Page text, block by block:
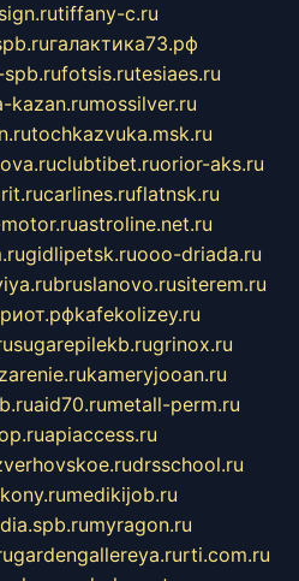
tiffany-c.ru
галактика73.рф
fotsis.rutesiaes.ru
kazan.rumossilver.ru
tochkazvuka.msk.ru
clubtibet.ruorior-aks.ru
carlines.ruflatnsk.ru
astroline.net.ru
gidlipetsk.ruooo-driada.ru
bruslanovo.rusiterem.ru
kafekolizey.ru
sugarepilekb.rugrinox.ru
kameryjooan.ru
aid70.rumetall-perm.ru
apiaccess.ru
drsschool.ru
medikijob.ru
myragon.ru
gardengallereya.rurti.com.ru